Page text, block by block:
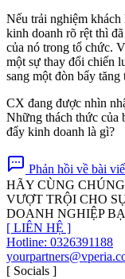
Nếu trải nghiệm
kinh doanh rõ rệt thì
của nó trong tổ chức.
một sự thay đổi chiến
sang một đòn bẩy
CX đang được nhìn
Những thách thức của
đẩy kinh doanh là gì?
Phản hồi về bài
HÃY CÙNG
VƯỢT TRỘI CHO
DOANH NGHIỆP
[ LIÊN HỆ ]
Hotline: 0326391188
[ Socials ]